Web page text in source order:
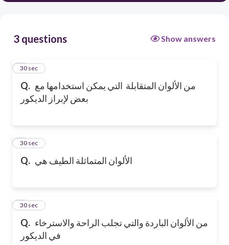
3 questions Show answers
Q. من الألوان المتقابلة التي يمكن استخدامها مع
بعض لإبراز الديكور
1
30 sec
Q. الألوان المتماثلة الطيف هي
2
30 sec
Q. من الألوان الباردة والتي تجلب الراحة والاسترخاء
في الديكور
3
30 sec